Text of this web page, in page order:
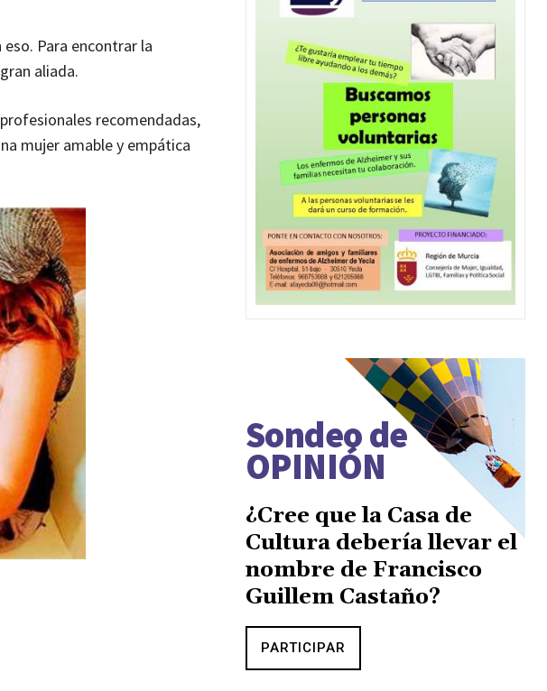
Para encontrar la
aliada.
recomendadas,
mujer amable y empática
Sondeo de
OPINIÓN
¿Cree que la Casa de
Cultura debería llevar el
nombre de Francisco
Guillem Castaño?
PARTICIPAR